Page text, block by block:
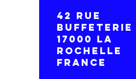
42 RUE
BUFFETERIE
17000 LA
ROCHELLE
France